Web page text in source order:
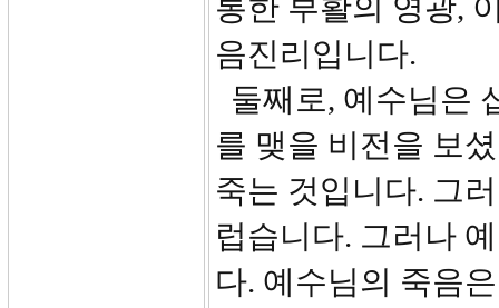
통한 부활의 영광,
음진리입니다.
둘째로, 예수님은
를 맺을 비전을 보
죽는 것입니다. 그
럽습니다. 그러나
다. 예수님의 죽음